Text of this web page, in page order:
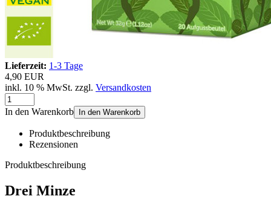
Lieferzeit: 1-3 Tage
4,90 EUR
inkl. 10 % MwSt. zzgl. Versandkosten
In den Warenkorb In den Warenkorb
Produktbeschreibung
Rezensionen
Produktbeschreibung
Drei Minze